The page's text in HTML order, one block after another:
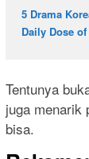
5 Drama
Daily Dose
Tentunya
juga menarik
bisa.